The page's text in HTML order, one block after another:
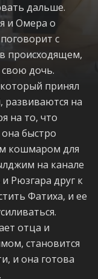
дальше.
и Омера о
с
происходящем,
дочь.
принял
развиваются на
на то, что
быстро
кошмаром для
на канале
Рюзгара друг к
Фатиха, и ее
отца и
становится
и она готова